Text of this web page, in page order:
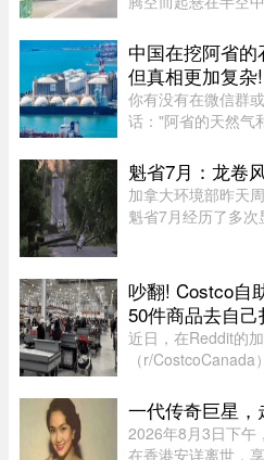
道，其前方右边是
口，当车驶至该隧
中国在挖阿省
但真相更加复杂!
你有没有在微信群
话："阿省的天然气
片，看起来"有图有
答案很简单：不准
魁省7月：龙卷
加拿大环境部昨天
魁省7月经历了多
别袭击了
吵翻! Costco自
50件商品去自己
近日，在Reddit的
（r/
百名网友的激烈讨
近期在结账系统上
一代传奇巨星，
2026年8月3日下午
在香港安详离世，